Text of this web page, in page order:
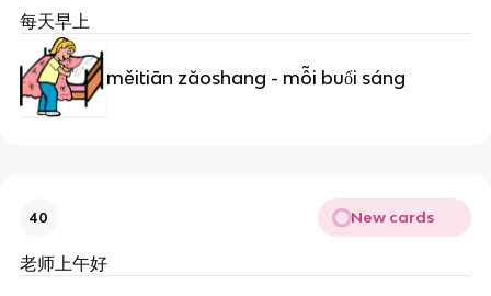
每天早上
měitiān zǎoshang - mỗi buổi sáng
40 New cards
老师上午好